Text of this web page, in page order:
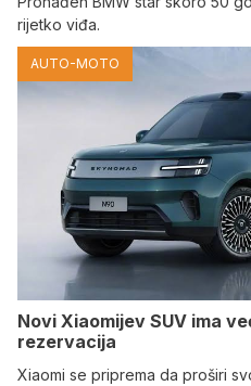
rijetko viđa.
AUTO-MOTO
Novi Xiaomijev SUV ima
rezervacija
Xiaomi se priprema da proširi